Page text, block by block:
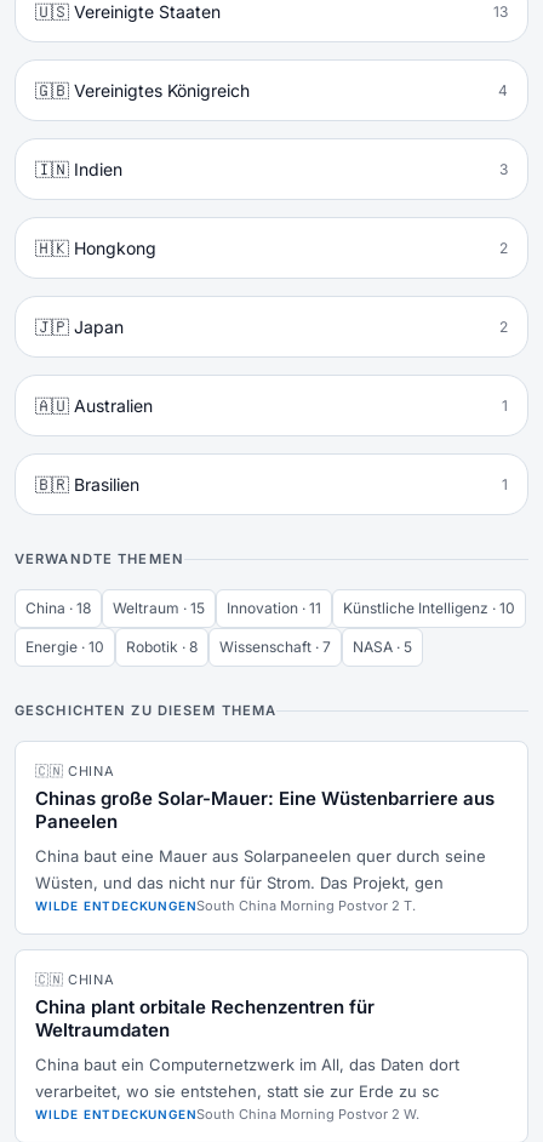
🇺🇸 Vereinigte Staaten 13
🇬🇧 Vereinigtes Königreich 4
🇮🇳 Indien 3
🇭🇰 Hongkong 2
🇯🇵 Japan 2
🇦🇺 Australien 1
🇧🇷 Brasilien 1
VERWANDTE THEMEN
China · 18 Weltraum · 15 Innovation · 11 Künstliche Intelligenz · 10
Energie · 10 Robotik · 8 Wissenschaft · 7 NASA · 5
GESCHICHTEN ZU DIESEM THEMA
🇨🇳 CHINA
Chinas große Solar-Mauer: Eine Wüstenbarriere aus
Paneelen
China baut eine Mauer aus Solarpaneelen quer durch seine
Wüsten, und das nicht nur für Strom. Das Projekt, gen
WILDE ENTDECKUNGENSouth China Morning Postvor 2 T.
🇨🇳 CHINA
China plant orbitale Rechenzentren für
Weltraumdaten
China baut ein Computernetzwerk im All, das Daten dort
verarbeitet, wo sie entstehen, statt sie zur Erde zu sc
WILDE ENTDECKUNGENSouth China Morning Postvor 2 W.